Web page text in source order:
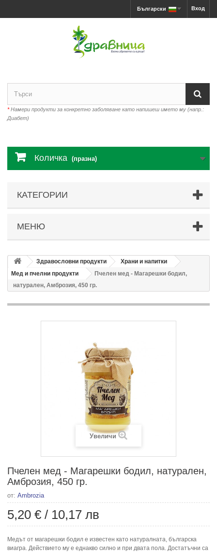
Вход
Български
*Намери продукти за конкретно заболяване като напишеш името му (напр.:
Диабет)
Количка (празна)
КАТЕГОРИИ
МЕНЮ
Здравословни продукти
Храни и напитки
Мед и пчелни продукти
Пчелен мед - Магарешки бодил,
натурален, Амброзия, 450 гр.
Увеличи
Пчелен мед - Магарешки бодил, натурален,
Амброзия, 450 гр.
от: Ambrozia
5,20 € / 10,17 лв
Медът от магарешки бодил е известен като натуралната, българска
виагра. Действието му е еднакво силно и при двата пола. Достатъчни са